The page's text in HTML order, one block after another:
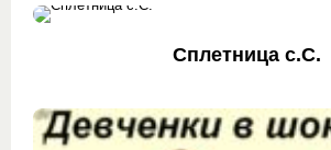
Сплетница с.С.